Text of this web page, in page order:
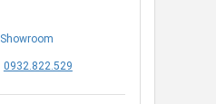
Showroom
0932.822.529